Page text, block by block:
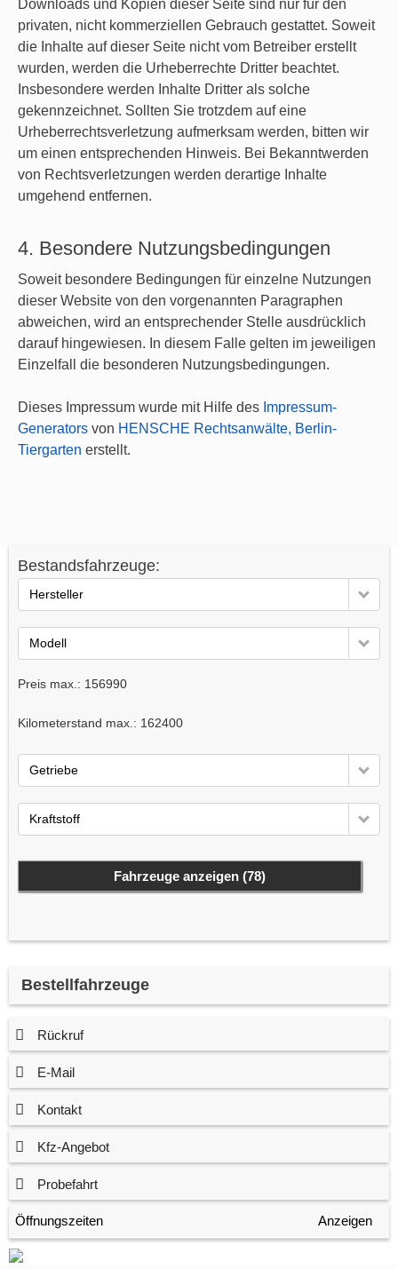
Downloads und Kopien dieser Seite sind nur für den
privaten, nicht kommerziellen Gebrauch gestattet. Soweit
die Inhalte auf dieser Seite nicht vom Betreiber erstellt
wurden, werden die Urheberrechte Dritter beachtet.
Insbesondere werden Inhalte Dritter als solche
gekennzeichnet. Sollten Sie trotzdem auf eine
Urheberrechtsverletzung aufmerksam werden, bitten wir
um einen entsprechenden Hinweis. Bei Bekanntwerden
von Rechtsverletzungen werden derartige Inhalte
umgehend entfernen.
4. Besondere Nutzungsbedingungen
Soweit besondere Bedingungen für einzelne Nutzungen
dieser Website von den vorgenannten Paragraphen
abweichen, wird an entsprechender Stelle ausdrücklich
darauf hingewiesen. In diesem Falle gelten im jeweiligen
Einzelfall die besonderen Nutzungsbedingungen.
Dieses Impressum wurde mit Hilfe des Impressum-
Generators von HENSCHE Rechtsanwälte, Berlin-
Tiergarten erstellt.
Bestandsfahrzeuge:
Hersteller
Modell
Preis max.: 156990
Kilometerstand max.: 162400
Getriebe
Kraftstoff
Fahrzeuge anzeigen (78)
Bestellfahrzeuge
Rückruf
E-Mail
Kontakt
Kfz-Angebot
Probefahrt
Öffnungszeiten Anzeigen